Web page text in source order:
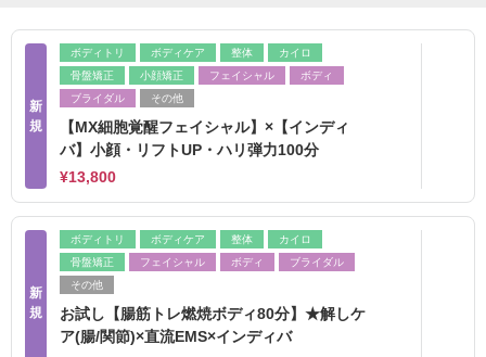
新
規
ボディトリ ボディケア 整体
カイロ
骨盤矯正
小顔矯正 フェイシャル
ボディ
ブライダル
その他
【MX細胞覚醒フェイシャル】×【インディ
バ】小顔・リフトUP・ハリ弾力100分
¥13,800
新
規
ボディトリ ボディケア 整体
カイロ
骨盤矯正
フェイシャル ボディ
ブライダル
その他
お試し【腸筋トレ燃焼ボディ80分】★解しケ
ア(腸/関節)×直流EMS×インディバ